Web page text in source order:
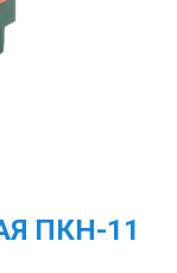
ПКН-11